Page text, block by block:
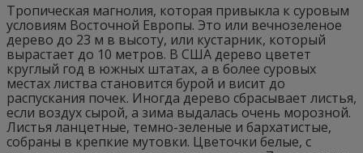
Тропическая магнолия, которая привыкла к суровым
условиям Восточной Европы. Это или вечнозеленое
дерево до 23 м в высоту, или кустарник, который
вырастает до 10 метров. В США дерево цветет
круглый год в южных штатах, а в более суровых
местах листва становится бурой и висит до
распускания почек. Иногда дерево сбрасывает листья,
если воздух сырой, а зима выдалась очень морозной.
Листья ланцетные, темно-зеленые и бархатистые,
собраны в крепкие мутовки. Цветочки белые, с